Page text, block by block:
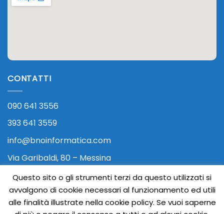
CONTATTI
090 641 3556
393 641 3559
info@bnoinformatica.com
Via Garibaldi, 80 – Messina
Questo sito o gli strumenti terzi da questo utilizzati si
avvalgono di cookie necessari al funzionamento ed utili
alle finalità illustrate nella cookie policy. Se vuoi saperne